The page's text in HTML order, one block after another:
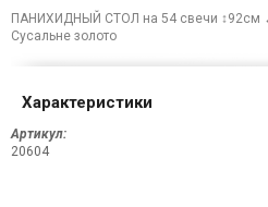
ПАНИХИДНЫЙ СТОЛ на 54 свечи ↕92см
Сусальне золото
Характеристики
Артикул:
20604